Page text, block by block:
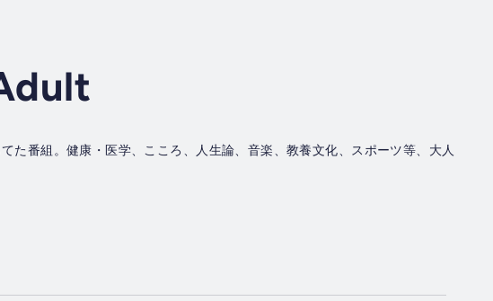
た番組。健康・医学、こころ、人生論、音楽、教養文化、スポーツ等、大人